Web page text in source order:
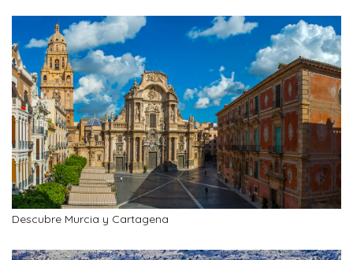
Descubre Murcia y Cartagena